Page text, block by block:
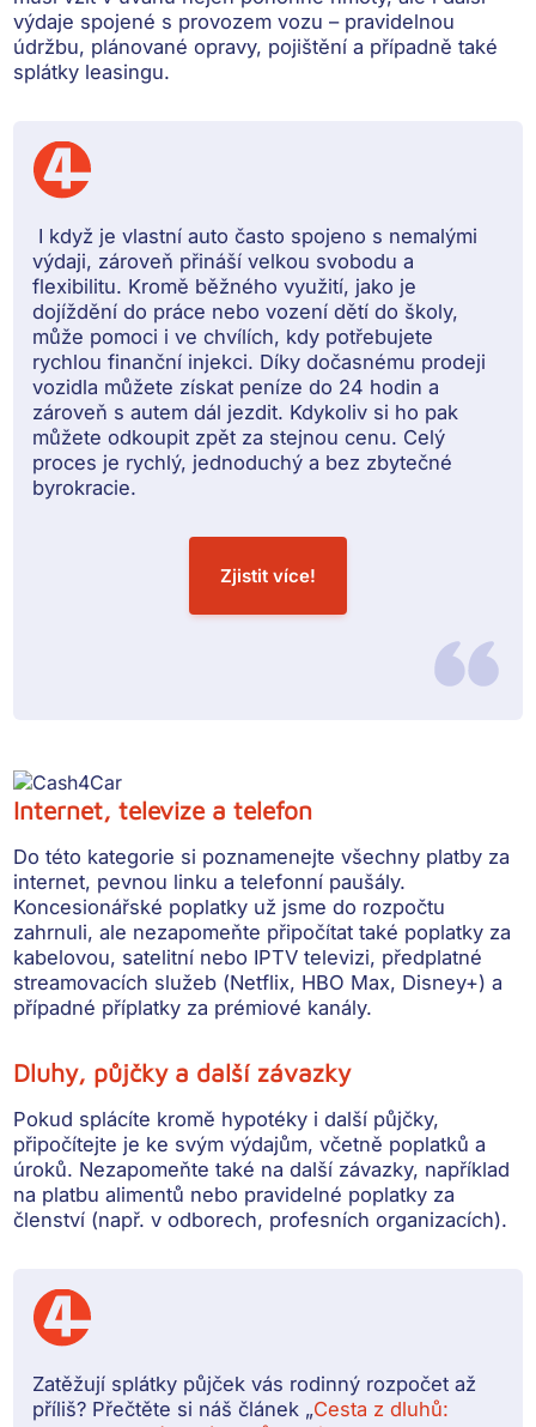
výdaje spojené s provozem vozu –⁠⁠⁠⁠⁠⁠ pravidelnou
údržbu, plánované opravy, pojištění a případně také
splátky leasingu.
I když je vlastní auto často spojeno s nemalými
výdaji, zároveň přináší velkou svobodu a
flexibilitu. Kromě běžného využití, jako je
dojíždění do práce nebo vození dětí do školy,
může pomoci i ve chvílích, kdy potřebujete
rychlou finanční injekci. Díky dočasnému prodeji
vozidla můžete získat peníze do 24 hodin a
zároveň s autem dál jezdit. Kdykoliv si ho pak
můžete odkoupit zpět za stejnou cenu. Celý
proces je rychlý, jednoduchý a bez zbytečné
byrokracie.
Zjistit více!
Internet, televize a telefon
Do této kategorie si poznamenejte všechny platby za
internet, pevnou linku a telefonní paušály.
Koncesionářské poplatky už jsme do rozpočtu
zahrnuli, ale nezapomeňte připočítat také poplatky za
kabelovou, satelitní nebo IPTV televizi, předplatné
streamovacích služeb (Netflix, HBO Max, Disney+) a
případné příplatky za prémiové kanály.
Dluhy, půjčky a další závazky
Pokud splácíte kromě hypotéky i další půjčky,
připočítejte je ke svým výdajům, včetně poplatků a
úroků. Nezapomeňte také na další závazky, například
na platbu alimentů nebo pravidelné poplatky za
členství (např. v odborech, profesních organizacích).
Zatěžují splátky půjček vás rodinný rozpočet až
příliš? Přečtěte si náš článek „Cesta z dluhů: